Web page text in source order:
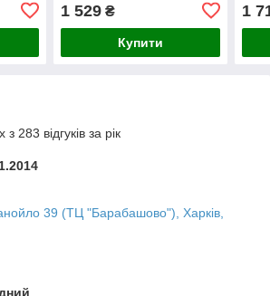
1 529₴
Купити
1
283 відгуків за рік
39 (ТЦ "Барабашово"), Харків,